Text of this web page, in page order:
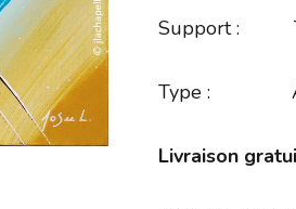
Support :
Type :
Livraison